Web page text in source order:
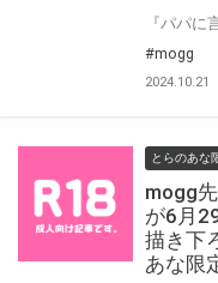
#mogg
2024.10.21
とらのあな
mogg
が6月
描き下
あな限